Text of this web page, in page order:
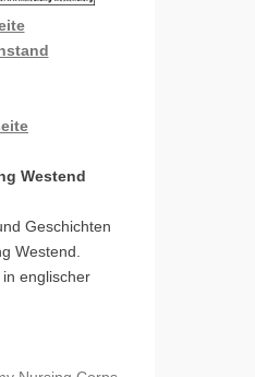
Westend
Geschichten
Westend.
englischer